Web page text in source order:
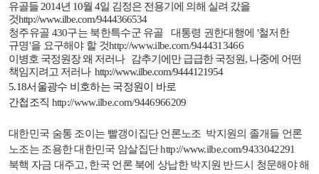
유골들 2014년 10월 4일 김정은 전용기에 의해 실려 갔을
것http://www.ilbe.com/9444366534
청주유골 430구는 북한특수군 유골 대통령 권한대행에 '철저한
규명'을 요구해야 할 것http://www.ilbe.com/9444313466
이병호 국정원장 왜 저러나
감추기에만 급급한 국정원, 나중에 어떤
책임지려고 저러나 http://www.ilbe.com/9444121954
5.18서울광수 비호하는 국정원이 바로
간첩조직 http://www.ilbe.com/9446966209
대한민국 숨통 조이는 빨갱이집단 언론노조 박지원의 졸개들 언론
노조는 조용한 대한민국 암살집단http://www.ilbe.com/9433042291
북핵 자금 대주고, 한국 언론 북에 상납한 박지원 반드시 청문해야 해